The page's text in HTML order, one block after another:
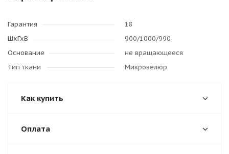
Гарантия
18
ШхГхВ
900/1000/990
Основание
не вращающееся
Тип ткани
Микровелюр
Как купить
Оплата